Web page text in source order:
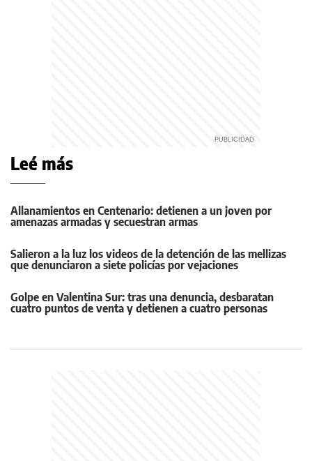
Leé más
Allanamientos en Centenario: detienen a un joven por
amenazas armadas y secuestran armas
Salieron a la luz los videos de la detención de las mellizas
que denunciaron a siete policías por vejaciones
Golpe en Valentina Sur: tras una denuncia, desbaratan
cuatro puntos de venta y detienen a cuatro personas